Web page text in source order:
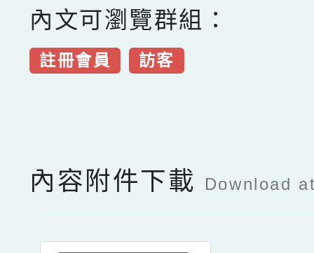
內文可瀏覽群組：
註冊會員 訪客
內容附件下載 Download